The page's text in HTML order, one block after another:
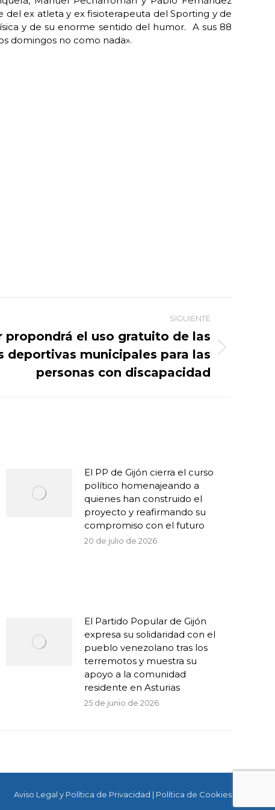
del ex atleta y ex fisioterapeuta del Sporting y de
y de su enorme sentido del humor. A sus 88
domingos no como nada».
SIGUIENTE
propondrá el uso gratuito de las
deportivas municipales para las
personas con discapacidad
El PP de Gijón cierra el curso
político homenajeando a
quienes han construido el
proyecto y reafirmando su
compromiso con el futuro
20 de julio de 2026
El Partido Popular de Gijón
expresa su solidaridad con el
pueblo venezolano tras los
terremotos y muestra su
apoyo a la comunidad
residente en Asturias
25 de junio de 2026
Aviso Legal y Política de Privacidad | Política de Cookies